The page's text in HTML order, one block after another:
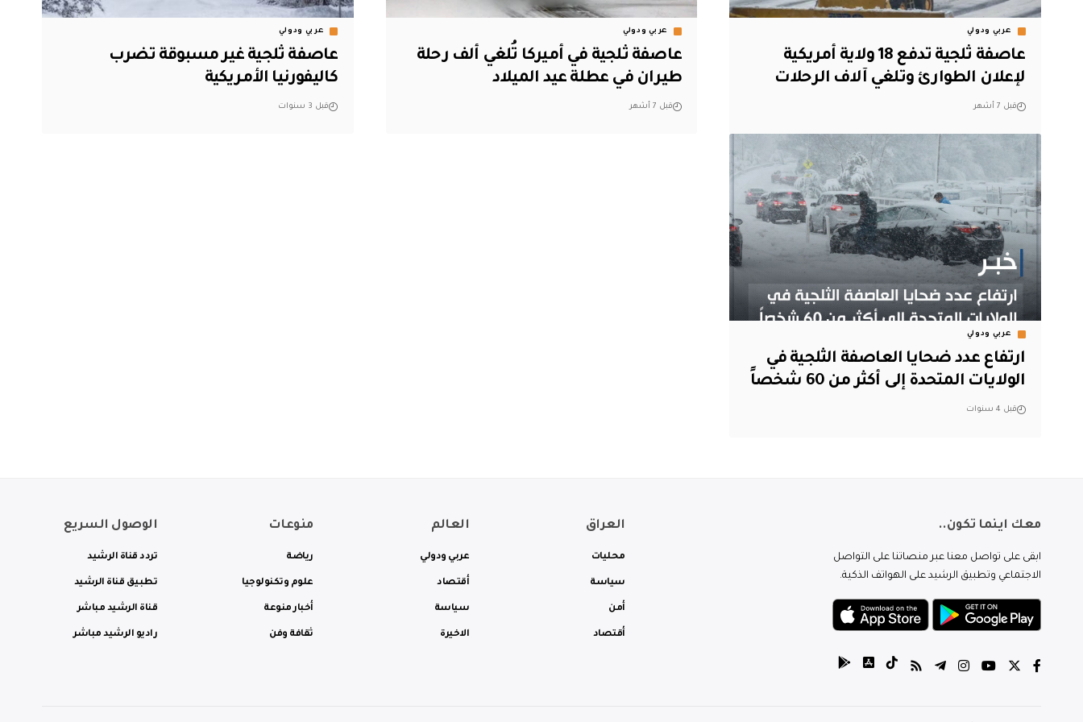
عربي ودولي
عاصفة ثلجية تدفع 18 ولاية أمريكية
لإعلان الطوارئ وتلغي آلاف الرحلات
قبل 7 أشهر
عربي ودولي
عاصفة ثلجية في أميركا تُلغي ألف رحلة
طيران في عطلة عيد الميلاد
قبل 7 أشهر
عربي ودولي
عاصفة ثلجية غير مسبوقة تضرب
كاليفورنيا الأمريكية
قبل 3 سنوات
عربي ودولي
ارتفاع عدد ضحايا العاصفة الثلجية في
الولايات المتحدة إلى أكثر من 60 شخصاً
قبل 4 سنوات
معك اينما تكون..
ابقى على تواصل معنا عبر منصاتنا على التواصل
الاجتماعي وتطبيق الرشيد على الهواتف الذكية.
العراق
محليات
سياسة
أمن
أقتصاد
العالم
عربي ودولي
أقتصاد
سياسة
الاخيرة
منوعات
رياضة
علوم وتكنولوجيا
أخبار منوعة
ثقافة وفن
الوصول السريع
تردد قناة الرشيد
تطبيق قناة الرشيد
قناة الرشيد مباشر
راديو الرشيد مباشر